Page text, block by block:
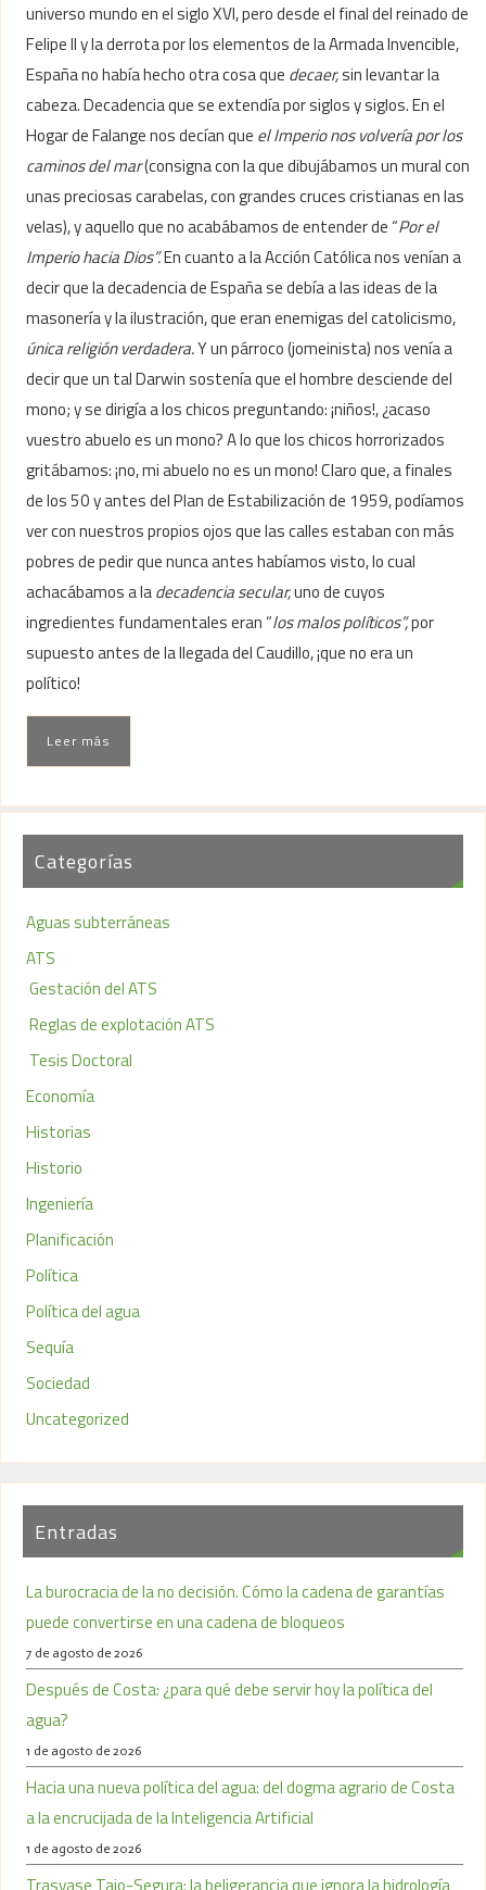
universo mundo en el siglo XVI, pero desde el final del reinado de
Felipe II y la derrota por los elementos de la Armada Invencible,
España no había hecho otra cosa que decaer,sin levantar la
cabeza. Decadencia que se extendía por siglos y siglos. En el
Hogar de Falange nos decían que el Imperio nos volvería por los
caminos del mar(consigna con la que dibujábamos un mural con
unas preciosas carabelas, con grandes cruces cristianas en las
velas), y aquello que no acabábamos de entender de “Por el
Imperio hacia Dios”.En cuanto a la Acción Católica nos venían a
decir que la decadencia de España se debía a las ideas de la
masonería y la ilustración, que eran enemigas del catolicismo,
única religión verdadera.Y un párroco (jomeinista) nos venía a
decir que un tal Darwin sostenía que el hombre desciende del
mono; y se dirigía a los chicos preguntando: ¡niños!, ¿acaso
vuestro abuelo es un mono? A lo que los chicos horrorizados
gritábamos: ¡no, mi abuelo no es un mono! Claro que, a finales
de los 50 y antes del Plan de Estabilización de 1959, podíamos
ver con nuestros propios ojos que las calles estaban con más
pobres de pedir que nunca antes habíamos visto, lo cual
achacábamos a ladecadencia secular,uno de cuyos
ingredientes fundamentales eran “los malos políticos”,por
supuesto antes de la llegada del Caudillo, ¡que no era un
político!
Leer más
Categorías
Aguas subterráneas
ATS
Gestación del ATS
Reglas de explotación ATS
Tesis Doctoral
Economía
Historias
Historio
Ingeniería
Planificación
Política
Política del agua
Sequía
Sociedad
Uncategorized
Entradas
La burocracia de la no decisión. Cómo la cadena de garantías
puede convertirse en una cadena de bloqueos
7 de agosto de 2026
Después de Costa: ¿para qué debe servir hoy la política del
agua?
1 de agosto de 2026
Hacia una nueva política del agua: del dogma agrario de Costa
a la encrucijada de la Inteligencia Artificial
1 de agosto de 2026